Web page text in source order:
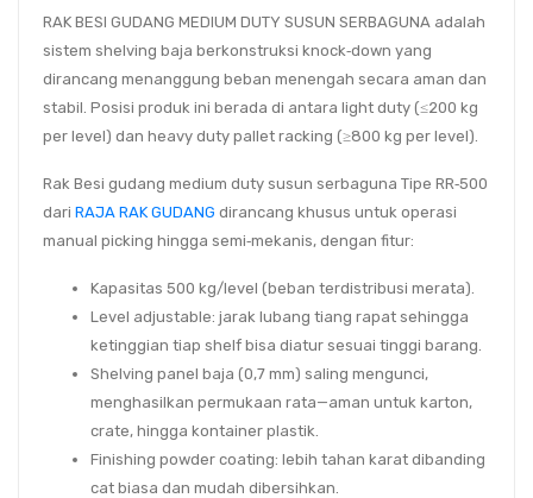
RAK BESI GUDANG MEDIUM DUTY SUSUN SERBAGUNA adalah
sistem shelving baja berkonstruksi knock‑down yang
dirancang menanggung beban menengah secara aman dan
stabil. Posisi produk ini berada di antara light duty (≤200 kg
per level) dan heavy duty pallet racking (≥800 kg per level).
Rak Besi gudang medium duty susun serbaguna Tipe RR‑500
dari RAJA RAK GUDANG dirancang khusus untuk operasi
manual picking hingga semi‑mekanis, dengan fitur:
Kapasitas 500 kg/level (beban terdistribusi merata).
Level adjustable: jarak lubang tiang rapat sehingga
ketinggian tiap shelf bisa diatur sesuai tinggi barang.
Shelving panel baja (0,7 mm) saling mengunci,
menghasilkan permukaan rata—aman untuk karton,
crate, hingga kontainer plastik.
Finishing powder coating: lebih tahan karat dibanding
cat biasa dan mudah dibersihkan.